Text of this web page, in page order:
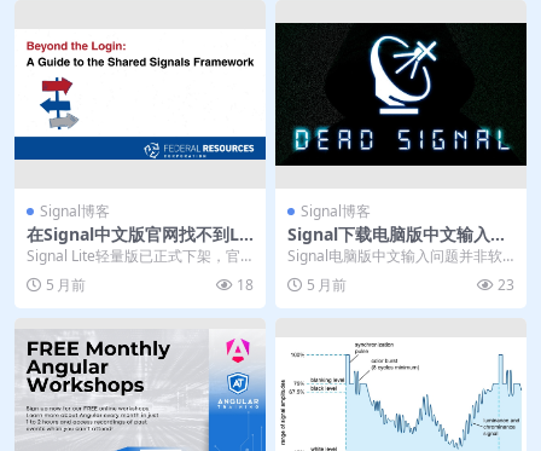
Signal博客
在Signal中文版官网找不到Lit
e轻量版是下架了吗
Signal Lite轻量版已正式下架，官
方停止维护并推荐用户迁移至完整
版应用。...
5 月前 18
Signal博客
Signal下载电脑版中文输入修
复
Signal电脑版中文输入问题并非软
件本身缺陷，通常源于系统设置、
输入法兼容性或...
5 月前 23